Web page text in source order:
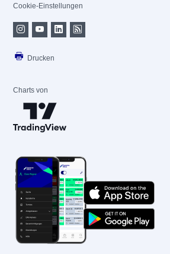
Cookie-Einstellungen
Drucken
Charts von